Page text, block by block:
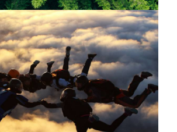
Communiqué de presse